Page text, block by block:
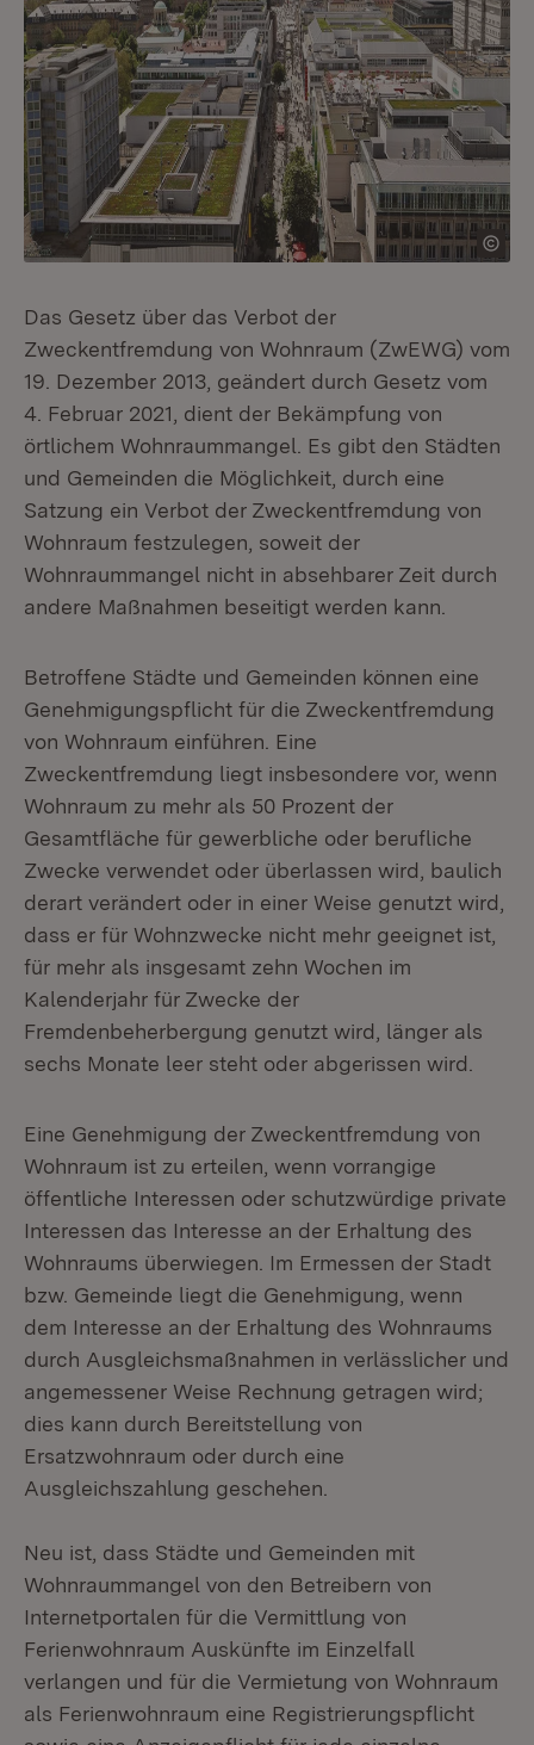
Das Gesetz über das Verbot der
Zweckentfremdung von Wohnraum (ZwEWG) vom
19. Dezember 2013, geändert durch Gesetz vom
4. Februar 2021, dient der Bekämpfung von
örtlichem Wohnraummangel. Es gibt den Städten
und Gemeinden die Möglichkeit, durch eine
Satzung ein Verbot der Zweckentfremdung von
Wohnraum festzulegen, soweit der
Wohnraummangel nicht in absehbarer Zeit durch
andere Maßnahmen beseitigt werden kann.
Betroffene Städte und Gemeinden können eine
Genehmigungspflicht für die Zweckentfremdung
von Wohnraum einführen. Eine
Zweckentfremdung liegt insbesondere vor, wenn
Wohnraum zu mehr als 50 Prozent der
Gesamtfläche für gewerbliche oder berufliche
Zwecke verwendet oder überlassen wird, baulich
derart verändert oder in einer Weise genutzt wird,
dass er für Wohnzwecke nicht mehr geeignet ist,
für mehr als insgesamt zehn Wochen im
Kalenderjahr für Zwecke der
Fremdenbeherbergung genutzt wird, länger als
sechs Monate leer steht oder abgerissen wird.
Eine Genehmigung der Zweckentfremdung von
Wohnraum ist zu erteilen, wenn vorrangige
öffentliche Interessen oder schutzwürdige private
Interessen das Interesse an der Erhaltung des
Wohnraums überwiegen. Im Ermessen der Stadt
bzw. Gemeinde liegt die Genehmigung, wenn
dem Interesse an der Erhaltung des Wohnraums
durch Ausgleichsmaßnahmen in verlässlicher und
angemessener Weise Rechnung getragen wird;
dies kann durch Bereitstellung von
Ersatzwohnraum oder durch eine
Ausgleichszahlung geschehen.
Neu ist, dass Städte und Gemeinden mit
Wohnraummangel von den Betreibern von
Internetportalen für die Vermittlung von
Ferienwohnraum Auskünfte im Einzelfall
verlangen und für die Vermietung von Wohnraum
als Ferienwohnraum eine Registrierungspflicht